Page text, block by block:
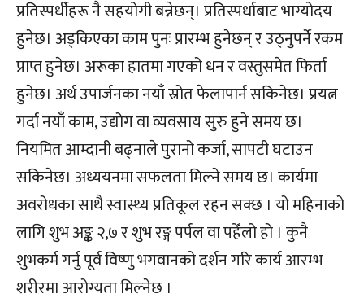
प्रतिस्पर्धीहरू नै सहयोगी बन्नेछन्। प्रतिस्पर्धाबाट भाग्योदय
हुनेछ। अड्किएका काम पुनः प्रारम्भ हुनेछन् र उठ्नुपर्ने रकम
प्राप्त हुनेछ। अरूका हातमा गएको धन र वस्तुसमेत फिर्ता
हुनेछ। अर्थ उपार्जनका नयाँ स्रोत फेलापार्न सकिनेछ। प्रयत्न
गर्दा नयाँ काम, उद्योग वा व्यवसाय सुरु हुने समय छ।
नियमित आम्दानी बढ्नाले पुरानो कर्जा, सापटी घटाउन
सकिनेछ। अध्ययनमा सफलता मिल्ने समय छ। कार्यमा
अवरोधका साथै स्वास्थ्य प्रतिकूल रहन सक्छ । यो महिनाको
लागि शुभ अङ्क २,७ र शुभ रङ्ग पर्पल वा पहेँलो हो । कुनै
शुभकर्म गर्नु पूर्व विष्णु भगवानको दर्शन गरि कार्य आरम्भ
शरीरमा आरोग्यता मिल्नेछ ।